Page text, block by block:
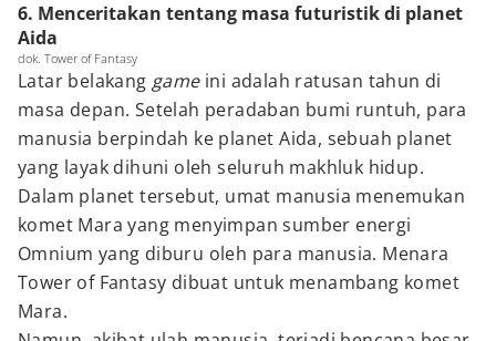
6. Menceritakan tentang masa futuristik di planet
Aida
dok. Tower of Fantasy
Latar belakang game ini adalah ratusan tahun di
masa depan. Setelah peradaban bumi runtuh, para
manusia berpindah ke planet Aida, sebuah planet
yang layak dihuni oleh seluruh makhluk hidup.
Dalam planet tersebut, umat manusia menemukan
komet Mara yang menyimpan sumber energi
Omnium yang diburu oleh para manusia. Menara
Tower of Fantasy dibuat untuk menambang komet
Mara.